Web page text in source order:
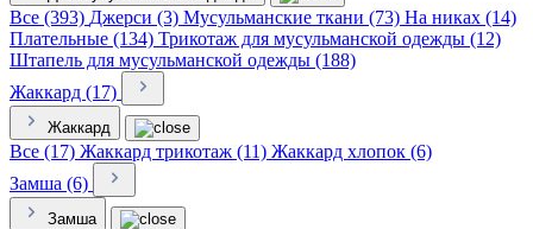
Все (393) Джерси (3) Мусульманские ткани (73) На никах (14)
Плательные (134) Трикотаж для мусульманской одежды (12)
Штапель для мусульманской одежды (188)
Жаккард (17)
Жаккард
Все (17) Жаккард трикотаж (11) Жаккард хлопок (6)
Замша (6)
Замша